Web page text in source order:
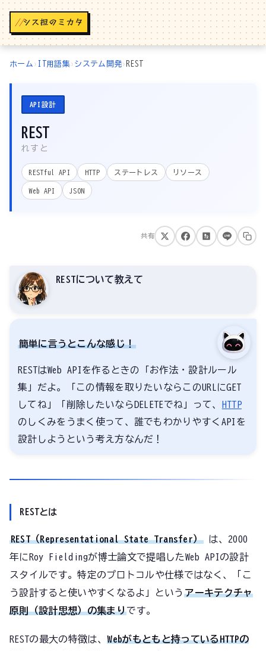
//
ホーム › IT用語集› システム開発› REST
API設計
REST
れすと
RESTful API HTTP ステートレス リソース
Web API JSON
共有
RESTについて教えて
簡単に言うとこんな感じ！
RESTはWeb APIを作るときの「お作法・設計ルール
集」だよ。「この情報を取りたいならこのURLにGET
してね」「削除したいならDELETEでね」って、
HTTP
のしくみをうまく使って、誰でもわかりやすくAPIを
設計しようという考え方なんだ！
RESTとは
REST（Representational State Transfer） は、2000
年にRoy Fieldingが博士論文で提唱したWeb APIの設計
スタイルです。特定のプロトコルや仕様ではなく、「こ
う設計すると使いやすくなるよ」という アーキテクチャ
原則（設計思想）の集まりです。
RESTの最大の特徴は、 Webがもともと持っているHTTPの